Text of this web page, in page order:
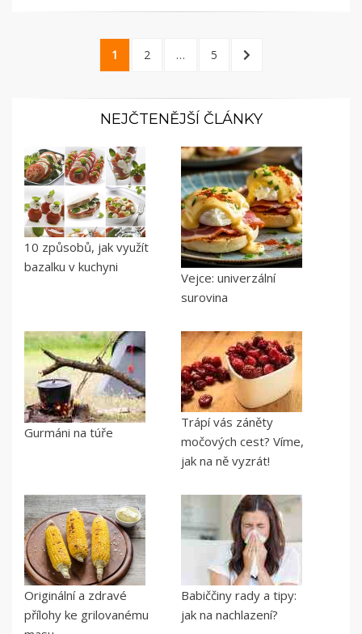
Stránkování
příspěvků
PAGE
1 PAGE
2 … PAGE
5
NEXT
NEJČTENĚJŠÍ ČLÁNKY
10 způsobů, jak využít
bazalku v kuchyni
Vejce: univerzální
surovina
Gurmáni na túře
Trápí vás záněty
močových cest? Víme,
jak na ně vyzrát!
Originální a zdravé
přílohy ke grilovanému
Babiččiny rady a tipy:
jak na nachlazení?